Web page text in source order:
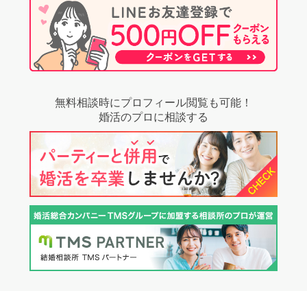
無料相談時にプロフィール閲覧も可能！
婚活のプロに相談する